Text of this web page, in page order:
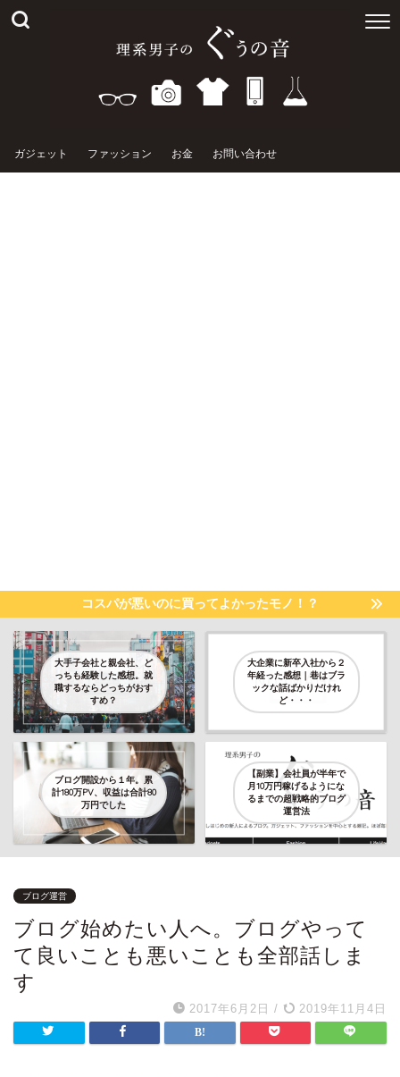
ガジェット ファッション お金 お問い合わせ
コスパが悪いのに買ってよかったモノ！？
大手子会社と親会社、ど
っちも経験した感想。就
職するならどっちがおす
すめ？
大企業に新卒入社から２
年経った感想｜巷はブラ
ックな話ばかりだけれ
ど・・・
ブログ開設から１年。累
計180万PV、収益は合計80
万円でした
【副業】会社員が半年で
月10万円稼げるようにな
るまでの超戦略的ブログ
運営法
ブログ運営
ブログ始めたい人へ。ブログやって
て良いことも悪いことも全部話しま
す
2017年6月2日 / 2019年11月4日